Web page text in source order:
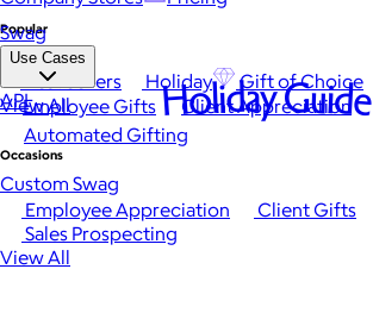
Popular
Best Sellers Holiday Gift of Choice
View All
Occasions
Employee Appreciation Client Gifts
Sales Prospecting
View All
Swag
Use Cases
Employee Gifts Client Appreciation
Automated Gifting
Custom Swag
API Holiday Guide